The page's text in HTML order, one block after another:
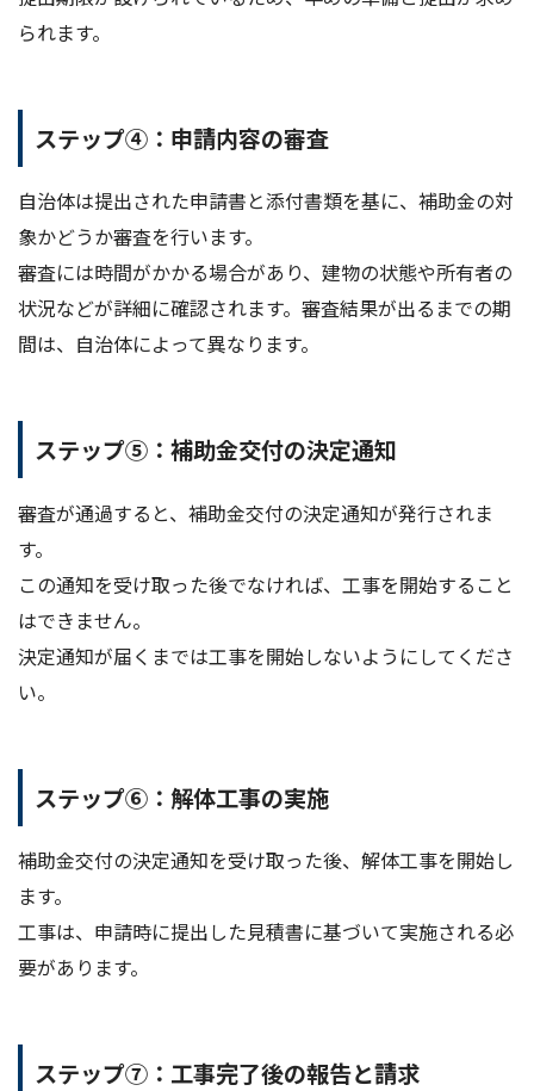
られます。
ステップ④：申請内容の審査
自治体は提出された申請書と添付書類を基に、補助金の対
象かどうか審査を行います。
審査には時間がかかる場合があり、建物の状態や所有者の
状況などが詳細に確認されます。審査結果が出るまでの期
間は、自治体によって異なります。
ステップ⑤：補助金交付の決定通知
審査が通過すると、補助金交付の決定通知が発行されま
す。
この通知を受け取った後でなければ、工事を開始すること
はできません。
決定通知が届くまでは工事を開始しないようにしてくださ
い。
ステップ⑥：解体工事の実施
補助金交付の決定通知を受け取った後、解体工事を開始し
ます。
工事は、申請時に提出した見積書に基づいて実施される必
要があります。
ステップ⑦：工事完了後の報告と請求